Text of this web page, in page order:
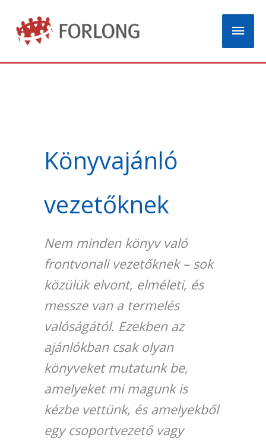
content
Main
Könyvajánló
vezetőknek
Nem minden könyv való
frontvonali vezetőknek – sok
közülük elvont, elméleti, és
messze van a termelés
valóságától. Ezekben az
ajánlókban csak olyan
könyveket mutatunk be,
amelyeket mi magunk is
kézbe vettünk, és amelyekből
egy csoportvezető vagy